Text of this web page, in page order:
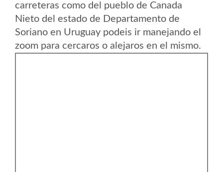
carreteras como del pueblo de Canada
Nieto del estado de Departamento de
Soriano en Uruguay podeis ir manejando el
zoom para cercaros o alejaros en el mismo.